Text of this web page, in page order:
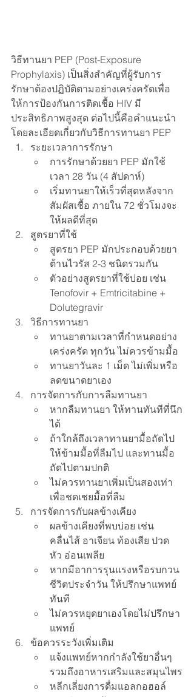
วิธีทานยา PEP (Post-Exposure
Prophylaxis) เป็นสิ่งสำคัญที่ผู้รับการ
รักษาต้องปฏิบัติตามอย่างเคร่งครัดเพื่อ
ให้การป้องกันการติดเชื้อ HIV มี
ประสิทธิภาพสูงสุด ต่อไปนี้คือคำแนะนำ
โดยละเอียดเกี่ยวกับวิธีการทานยา PEP
ระยะเวลาการรักษา
การรักษาด้วยยา PEP มักใช้
เวลา 28 วัน (4 สัปดาห์)
เริ่มทานยาให้เร็วที่สุดหลังจาก
สัมผัสเชื้อ ภายใน 72 ชั่วโมงจะ
ให้ผลดีที่สุด
สูตรยาที่ใช้
สูตรยา PEP มักประกอบด้วยยา
ต้านไวรัส 2-3 ชนิดรวมกัน
ตัวอย่างสูตรยาที่ใช้บ่อย เช่น
Tenofovir + Emtricitabine +
Dolutegravir
วิธีการทานยา
ทานยาตามเวลาที่กำหนดอย่าง
เคร่งครัด ทุกวัน ไม่ควรข้ามมื้อ
ทานยาวันละ 1 เม็ด ไม่เพิ่มหรือ
ลดขนาดยาเอง
การจัดการกับการลืมทานยา
หากลืมทานยา ให้ทานทันทีที่นึก
ได้
ถ้าใกล้ถึงเวลาทานยามื้อถัดไป
ให้ข้ามมื้อที่ลืมไป และทานมื้อ
ถัดไปตามปกติ
ไม่ควรทานยาเพิ่มเป็นสองเท่า
เพื่อชดเชยมื้อที่ลืม
การจัดการกับผลข้างเคียง
ผลข้างเคียงที่พบบ่อย เช่น
คลื่นไส้ อาเจียน ท้องเสีย ปวด
หัว อ่อนเพลีย
หากมีอาการรุนแรงหรือรบกวน
ชีวิตประจำวัน ให้ปรึกษาแพทย์
ทันที
ไม่ควรหยุดยาเองโดยไม่ปรึกษา
แพทย์
ข้อควรระวังเพิ่มเติม
แจ้งแพทย์หากกำลังใช้ยาอื่นๆ
รวมถึงอาหารเสริมและสมุนไพร
หลีกเลี่ยงการดื่มแอลกอฮอล์